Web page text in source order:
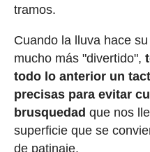
tramos.
Cuando la lluva hace
mucho más "divertido",
todo lo anterior un
precisas para evitar
brusquedad que nos
superficie que se
de patinaje.